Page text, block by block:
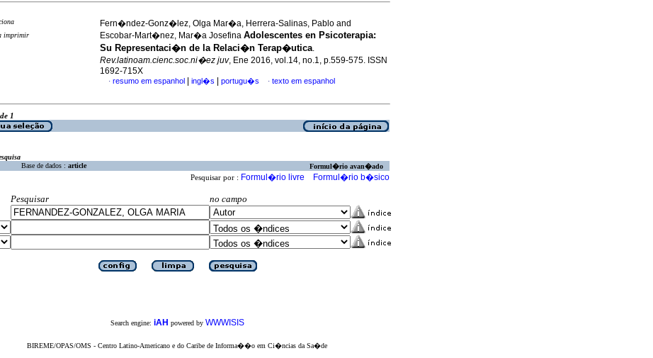
imprimir
Fern�ndez-Gonz�lez, Olga Mar�a, Herrera-Salinas, Pablo and
Escobar-Mart�nez, Mar�a Josefina Adolescentes en Psicoterapia:
Su Representaci�n de la Relaci�n Terap�utica.
Rev.latinoam.cienc.soc.ni�ez juv, Ene 2016, vol.14, no.1, p.559-575. ISSN
1692-715X
· resumo em espanhol ingl�s portugu�s · texto em espanhol
1
Base de dados : article Formul�rio avan�ado
Pesquisar por : Formul�rio livre Formul�rio b�sico
Pesquisar
no campo
Search engine: iAH powered by WWWISIS
BIREME/OPAS/OMS - Centro Latino-Americano e do Caribe de Informa��o em Ci�ncias da Sa�de